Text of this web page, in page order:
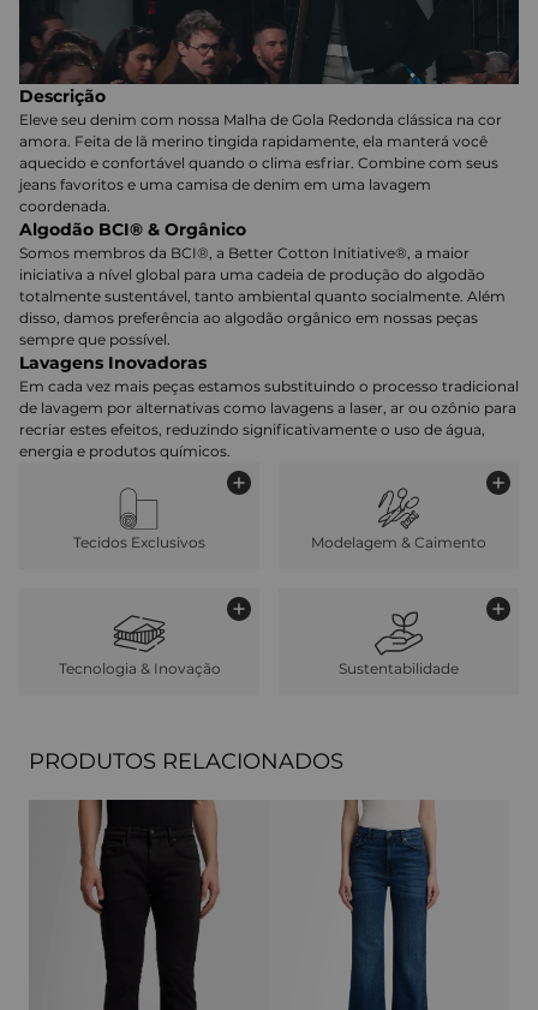
Descrição
Eleve seu denim com nossa Malha de Gola Redonda clássica na cor
amora. Feita de lã merino tingida rapidamente, ela manterá você
aquecido e confortável quando o clima esfriar. Combine com seus
jeans favoritos e uma camisa de denim em uma lavagem
coordenada.
Algodão BCI® & Orgânico
Somos membros da BCI®, a Better Cotton Initiative®, a maior
iniciativa a nível global para uma cadeia de produção do algodão
totalmente sustentável, tanto ambiental quanto socialmente. Além
disso, damos preferência ao algodão orgânico em nossas peças
sempre que possível.
Lavagens Inovadoras
Em cada vez mais peças estamos substituindo o processo tradicional
de lavagem por alternativas como lavagens a laser, ar ou ozônio para
recriar estes efeitos, reduzindo significativamente o uso de água,
energia e produtos químicos.
Tecidos Exclusivos Modelagem & Caimento
Tecnologia & Inovação Sustentabilidade
PRODUTOS RELACIONADOS